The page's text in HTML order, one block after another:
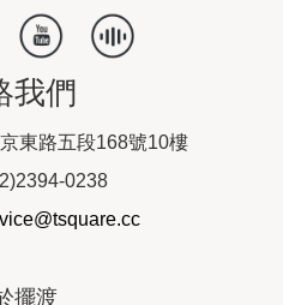
我們
東路五段168號10樓
0238
擺渡